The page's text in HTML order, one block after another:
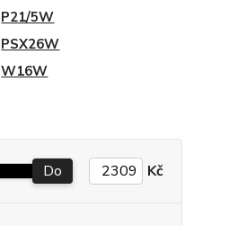
P21/5W
PSX26W
W16W
Do Kč